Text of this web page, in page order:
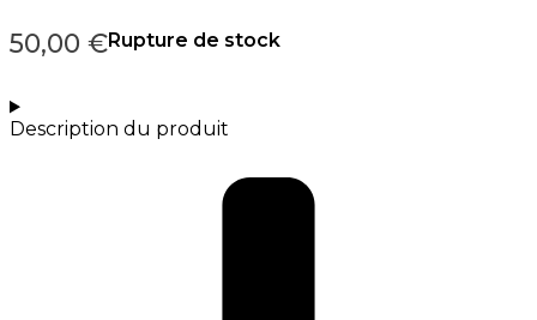
50,00 €Rupture de stock
Description du produit